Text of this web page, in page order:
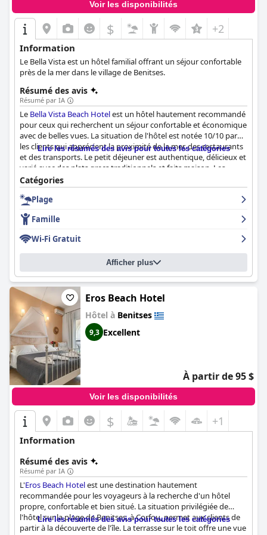
Voir les disponibilités
$ +2
Information
Le Bella Vista est un hôtel familial offrant un séjour confortable
près de la mer dans le village de Benitses.
Résumé des avis
Résumé par IA
Le Bella Vista Beach Hotelest un hôtel hautement recommandé
pour ceux qui recherchent un séjour confortable et économique
avec de belles vues. La situation de l'hôtel est notée 10/10 par
les clients qui apprécient la proximité de la mer, des restaurants
et des transports. Le petit déjeuner est authentique, délicieux et
varié avec des plats grecs traditionnels et faits maison. Les
chambres sont confortables et propres, avec des balcons
offrant de belles vues sur la montagne ou la mer. Le personnel
est amical, accessible et attentif, se surpassant pour que les
clients se sentent comme chez eux. L'hôtel se targue d'une
propreté exceptionnelle et s'efforce de maintenir un
environnement impeccable. Bien qu'il y ait quelques problèmes
avec le wifi, il est toujours disponible et gratuit pour les clients.
L'hôtel est idéalement situé près de la plage, avec une eau
cristalline et des chaises longues gratuites pour les clients de
l'hôtel. LeBella Vista Beach Hotelest un hôtel familial à
l'atmosphère conviviale et accueillante, ce qui en fait une
destination idéale pour des vacances tranquilles en famille. La
majorité des clients ont trouvé les lits confortables et douillets
pendant leur séjour. Dans l'ensemble, les clients ont pu profiter
d'une bonne nuit de sommeil dans les lits incroyables fournis
par l'hôtel.
Lire les résumés des avis pour toutes les catégories
Catégories
Plage
Famille
Wi-Fi Gratuit
Afficher plus
Eros Beach Hotel
Hôtel à Benitses
9,3 Excellent
À partir de 95 $
Voir les disponibilités
$ +1
Information
Résumé des avis
Résumé par IA
L'Eros Beach Hotelest une destination hautement
recommandée pour les voyageurs à la recherche d'un hôtel
propre, confortable et bien situé. La situation privilégiée de
l'hôtel sur la plage de Benitses, à Corfou, permet aux clients de
partir à la découverte de l'île. La terrasse sur le toit offre une vue
Lire les résumés des avis pour toutes les catégories